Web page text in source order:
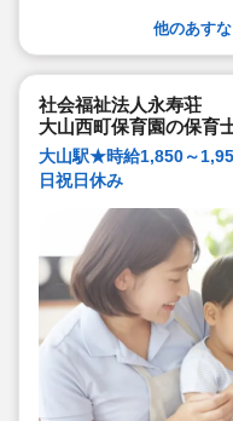
他のあす
社会福祉法人永寿荘
大山西町保育園の保育
大山駅★時給1,850～
日祝日休み